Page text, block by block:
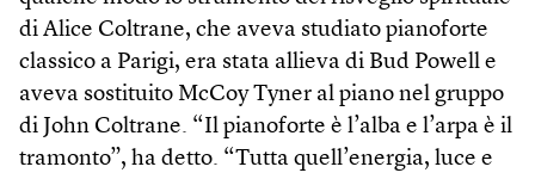
di Alice Coltrane, che aveva studiato pianoforte
classico a Parigi, era stata allieva di Bud Powell e
aveva sostituito McCoy Tyner al piano nel gruppo
di John Coltrane. “Il pianoforte è l’alba e l’arpa è il
tramonto”, ha detto. “Tutta quell’energia, luce e